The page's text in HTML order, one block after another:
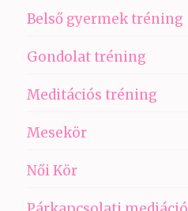
Belső gyermek tréning
Gondolat tréning
Meditációs tréning
Mesekör
Női Kör